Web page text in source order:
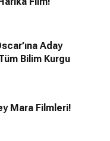
Aday
Bilim Kurgu
Mara Filmleri!